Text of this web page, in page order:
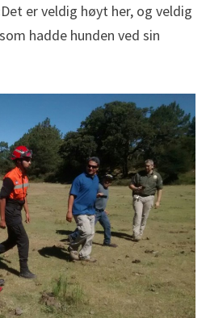
er veldig høyt her, og veldig
hadde hunden ved sin